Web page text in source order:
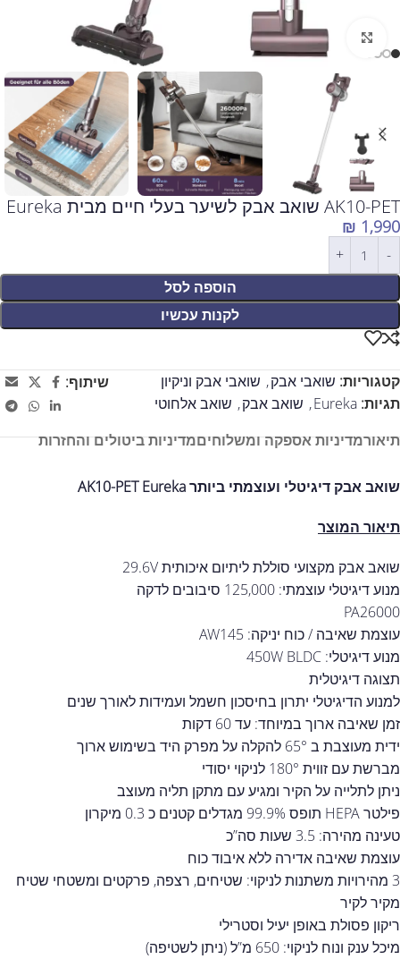
AK10-PET שואב אבק לשיער בעלי חיים מבית Eureka
₪ 1,990
הוספה לסל
לקנות עכשיו
קטגוריות: שואבי אבק, שואבי אבק וניקיון
תגיות: Eureka
, שואב אבק, שואב אלחוטי
שיתוף:
תיאורמדיניות אספקה ומשלוחיםמדיניות ביטולים והחזרות
שואב אבק דיגיטלי ועוצמתי ביותר AK10-PET Eureka
תיאור המוצר
שואב אבק מקצועי סוללת ליתיום איכותית 29.6V
מנוע דיגיטלי עוצמתי: 125,000 סיבובים לדקה
PA26000
עוצמת שאיבה / כוח יניקה: AW145
מנוע דיגיטלי: 450W BLDC
תצוגה דיגיטלית
למנוע הדיגיטלי יתרון בחיסכון חשמל ועמידות לאורך שנים
זמן שאיבה ארוך במיוחד: עד 60 דקות
ידית מעוצבת ב 65° להקלה על מפרק היד בשימוש ארוך
מברשת עם זווית 180° לניקוי יסודי
ניתן לתלייה על הקיר ומגיע עם מתקן תליה מעוצב
פילטר HEPA תופס 99.9% מגדלים קטנים כ 0.3 מיקרון
טעינה מהירה: 3.5 שעות סה”כ
עוצמת שאיבה אדירה ללא איבוד כוח
3 מהירויות משתנות לניקוי: שטיחים, רצפה, פרקטים ומשטחי שטיח
מקיר לקיר
ריקון פסולת באופן יעיל וסטרילי
מיכל ענק ונוח לניקוי: 650 מ”ל (ניתן לשטיפה)
לחצו להגדלה